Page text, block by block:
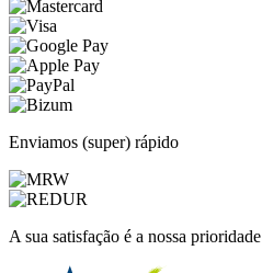
Enviamos (super) rápido
A sua satisfação é a nossa prioridade